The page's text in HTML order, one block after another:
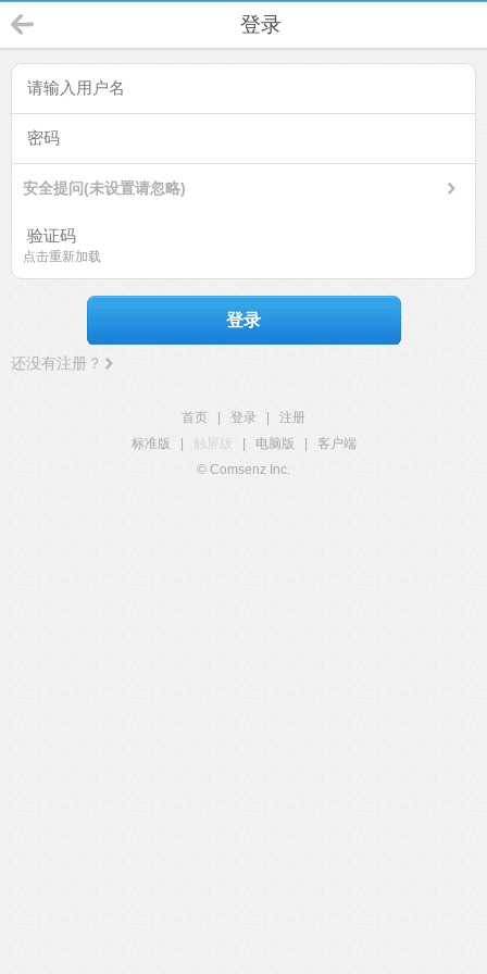
登录
安全提问(未设置请忽略)
点击重新加载
登录
还没有注册？
首页 登录
注册
标准版
触屏版 电脑版
客户端
© Comsenz Inc.